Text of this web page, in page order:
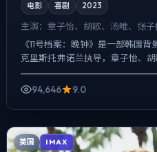
电影 喜剧 2023
主演： 章子怡、胡歌、汤唯、张子
《11号档案：晚钟》是一部韩国
克里斯托弗·诺兰执导，章子怡、
准普通人的抉择瞬间，动作戏服
94,646
9.0
英国 IMAX